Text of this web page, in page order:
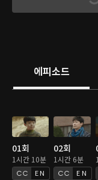
에피소드
01회
1시간 10분
EN
02회
1시간 6분
EN